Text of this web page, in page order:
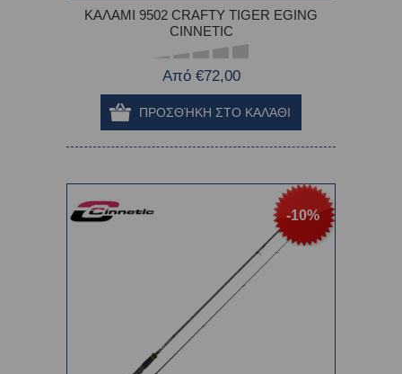
ΚΑΛΑΜΙ 9502 CRAFTY TIGER EGING
CINNETIC
Από €72,00
-10%